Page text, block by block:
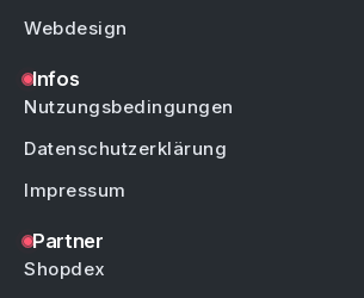
Webdesign
Infos
Nutzungsbedingungen
Datenschutzerklärung
Impressum
Partner
Shopdex